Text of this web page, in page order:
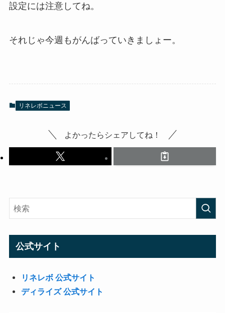
設定には注意してね。
それじゃ今週もがんばっていきましょー。
リネレボニュース
よかったらシェアしてね！
公式サイト
リネレボ 公式サイト
ディライズ 公式サイト